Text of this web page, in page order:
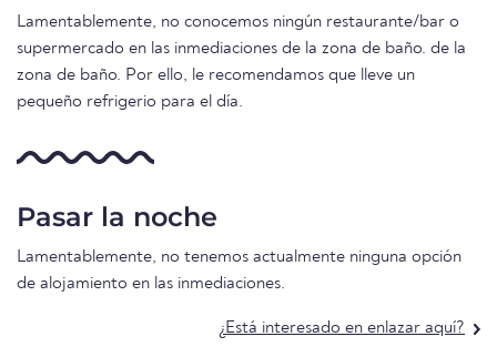
Lamentablemente, no conocemos ningún restaurante/bar o
supermercado en las inmediaciones de la zona de baño. de la
zona de baño. Por ello, le recomendamos que lleve un
pequeño refrigerio para el día.
Pasar la noche
Lamentablemente, no tenemos actualmente ninguna opción
de alojamiento en las inmediaciones.
¿Está interesado en enlazar aquí?